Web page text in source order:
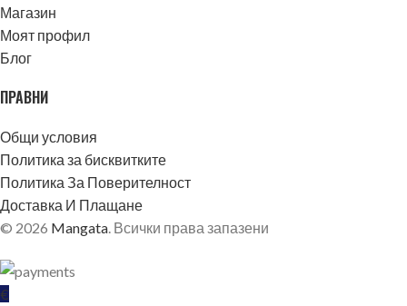
Магазин
Моят профил
Блог
ПРАВНИ
Общи условия
Политика за бисквитките
Политика За Поверителност
Доставка И Плащане
© 2026 Mangata. Всички права запазени
€